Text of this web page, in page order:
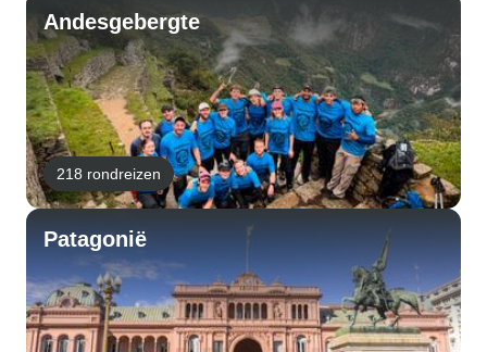
Andesgebergte
218 rondreizen
Patagonië